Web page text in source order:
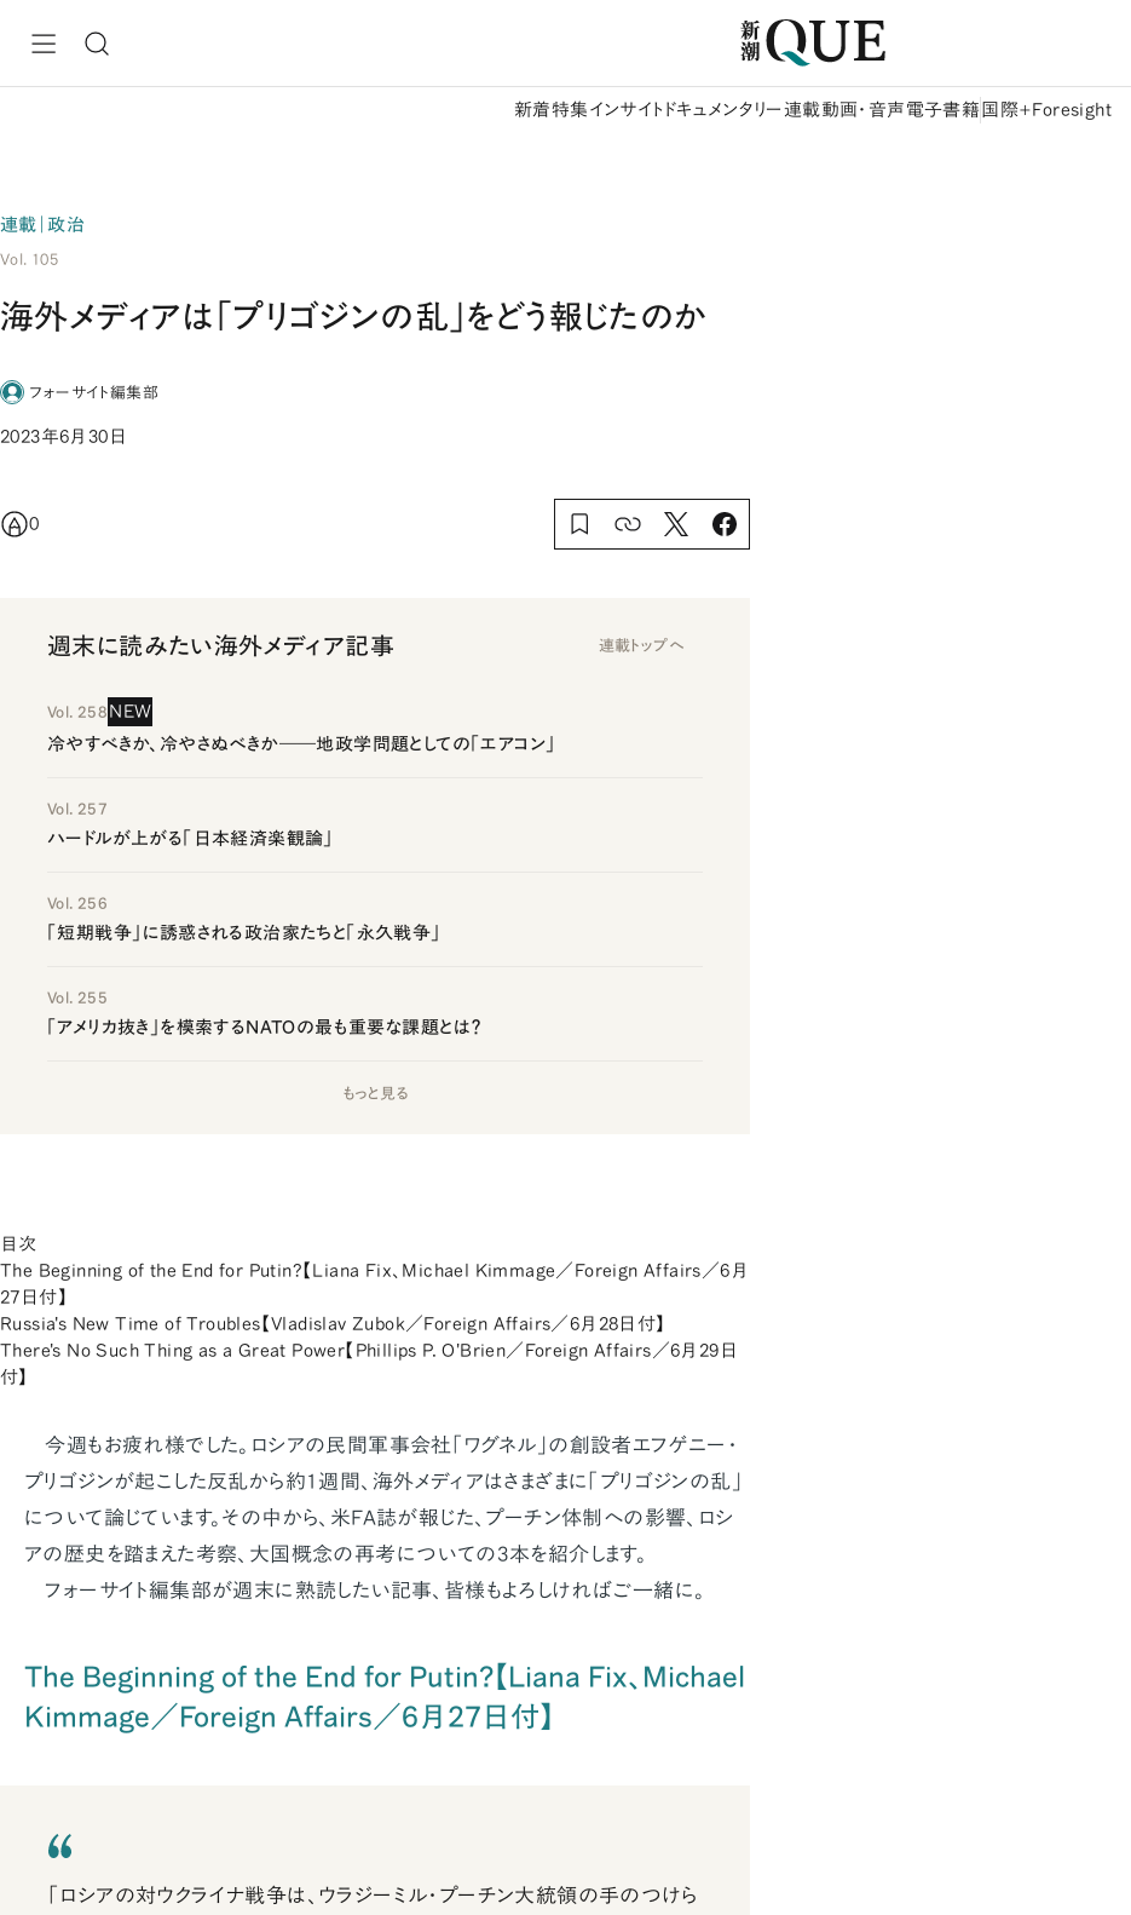
新着特集 インサイト ドキュメンタリー 連載動画・音声 電子書籍 国際+Foresight
連載｜政治
Vol. 105
海外メディアは「プリゴジンの乱」をどう報じたのか
フォーサイト編集部
2023年6月30日
0
週末に読みたい海外メディア記事 連載トップへ
Vol. 258 NEW
冷やすべきか、冷やさぬべきか――地政学問題としての「エアコン」
Vol. 257
ハードルが上がる「日本経済楽観論」
Vol. 256
「短期戦争」に誘惑される政治家たちと「永久戦争」
Vol. 255
「アメリカ抜き」を模索するNATOの最も重要な課題とは？
もっと見る
目次
The Beginning of the End for Putin?【Liana Fix、Michael Kimmage／Foreign Affairs／6月
27日付】
Russia's New Time of Troubles【Vladislav Zubok／Foreign Affairs／6月28日付】
There's No Such Thing as a Great Power【Phillips P. O'Brien／Foreign Affairs／6月29日
付】
今週もお疲れ様でした。ロシアの民間軍事会社「ワグネル」の創設者エフゲニー・
プリゴジンが起こした反乱から約1週間、海外メディアはさまざまに「プリゴジンの乱」
について論じています。その中から、米FA誌が報じた、プーチン体制への影響、ロシ
アの歴史を踏まえた考察、大国概念の再考についての3本を紹介します。
フォーサイト編集部が週末に熟読したい記事、皆様もよろしければご一緒に。
The Beginning of the End for Putin?【Liana Fix、Michael
Kimmage／Foreign Affairs／6月27日付】
「ロシアの対ウクライナ戦争は、ウラジーミル・プーチン大統領の手のつけら